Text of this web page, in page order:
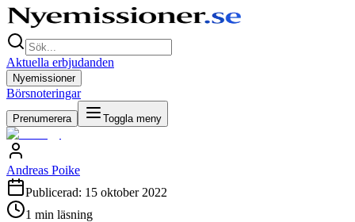
Aktuella erbjudanden
Nyemissioner
Börsnoteringar
Prenumerera Toggla meny
Andreas Poike
Publicerad: 15 oktober 2022
1 min läsning